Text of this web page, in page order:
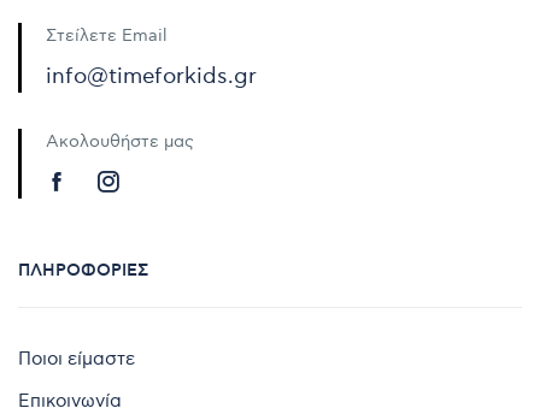
Στείλετε Email
info@timeforkids.gr
Ακολουθήστε μας
ΠΛΗΡΟΦΟΡΊΕΣ
Ποιοι είμαστε
Επικοινωνία